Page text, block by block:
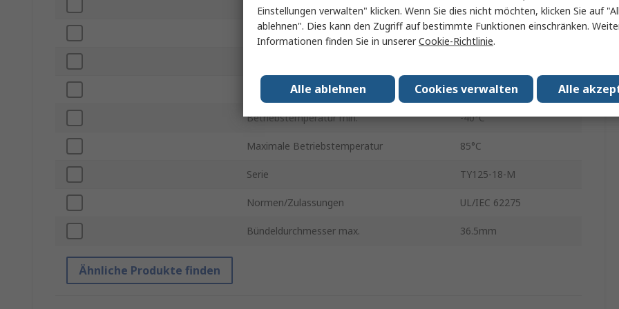
Material Nylon 6.6
Subtyp Kabelbinder
Zugfestigkeit 80N
Betriebstemperatur min. -40°C
Maximale Betriebstemperatur 85°C
Serie TY125-18-M
Normen/Zulassungen UL/IEC 62275
Bündeldurchmesser max. 36.5mm
Ähnliche Produkte finden
Einstellungen verwalten" klicken. Wenn Sie dies nicht möchten, klicken Sie auf
ablehnen". Dies kann den Zugriff auf bestimmte Funktionen einschränken.
Informationen finden Sie in unsererCookie-Richtlinie.
Alle
Cookies verwalten
Alle ablehnen